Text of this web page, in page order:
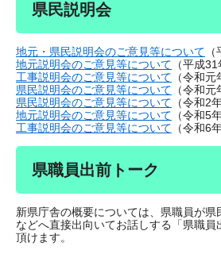
県民説明会
地元・県民説明会のご意見等について
地元説明会のご意見等について （平成31
工事説明会のご意見等について （令和元
県民説明会のご意見等について （令和元
県民説明会のご意見等について （令和2
地元説明会のご意見等について （令和5
​工事説明会のご意見等について （令和6
県職員出前トーク
新県庁舎の概要については、県職員が県
などへ直接出向いてお話しする「県職員
頂けます。